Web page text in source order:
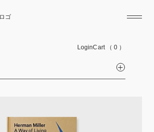
LoginCart （ 0 ）